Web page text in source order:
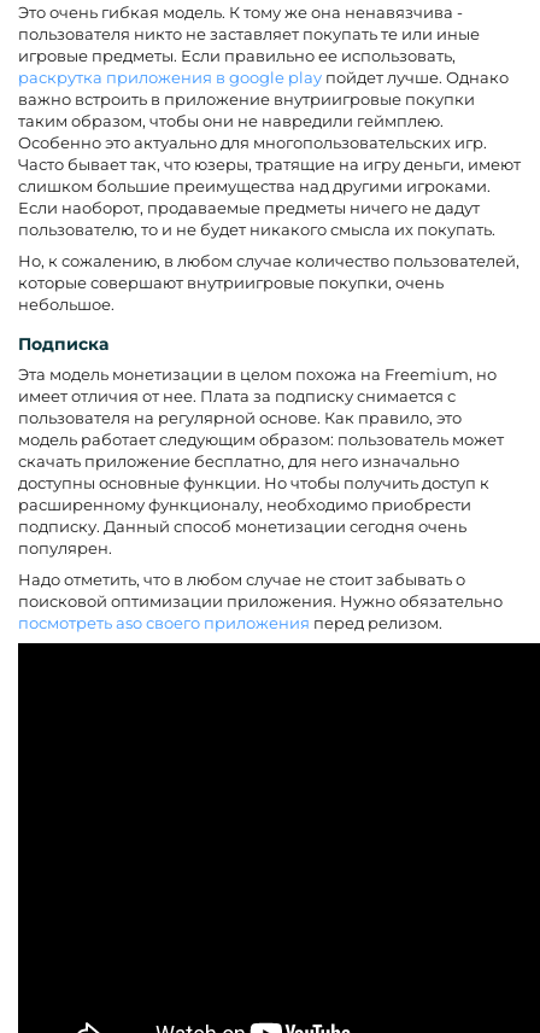
Это очень гибкая модель. К тому же она ненавязчива -
пользователя никто не заставляет покупать те или иные
игровые предметы. Если правильно ее использовать,
раскрутка приложения в google play пойдет лучше. Однако
важно встроить в приложение внутриигровые покупки
таким образом, чтобы они не навредили геймплею.
Особенно это актуально для многопользовательских игр.
Часто бывает так, что юзеры, тратящие на игру деньги, имеют
слишком большие преимущества над другими игроками.
Если наоборот, продаваемые предметы ничего не дадут
пользователю, то и не будет никакого смысла их покупать.
Но, к сожалению, в любом случае количество пользователей,
которые совершают внутриигровые покупки, очень
небольшое.
Подписка
Эта модель монетизации в целом похожа на Freemium, но
имеет отличия от нее. Плата за подписку снимается с
пользователя на регулярной основе. Как правило, это
модель работает следующим образом: пользователь может
скачать приложение бесплатно, для него изначально
доступны основные функции. Но чтобы получить доступ к
расширенному функционалу, необходимо приобрести
подписку. Данный способ монетизации сегодня очень
популярен.
Надо отметить, что в любом случае не стоит забывать о
поисковой оптимизации приложения. Нужно обязательно
посмотреть aso своего приложения перед релизом.